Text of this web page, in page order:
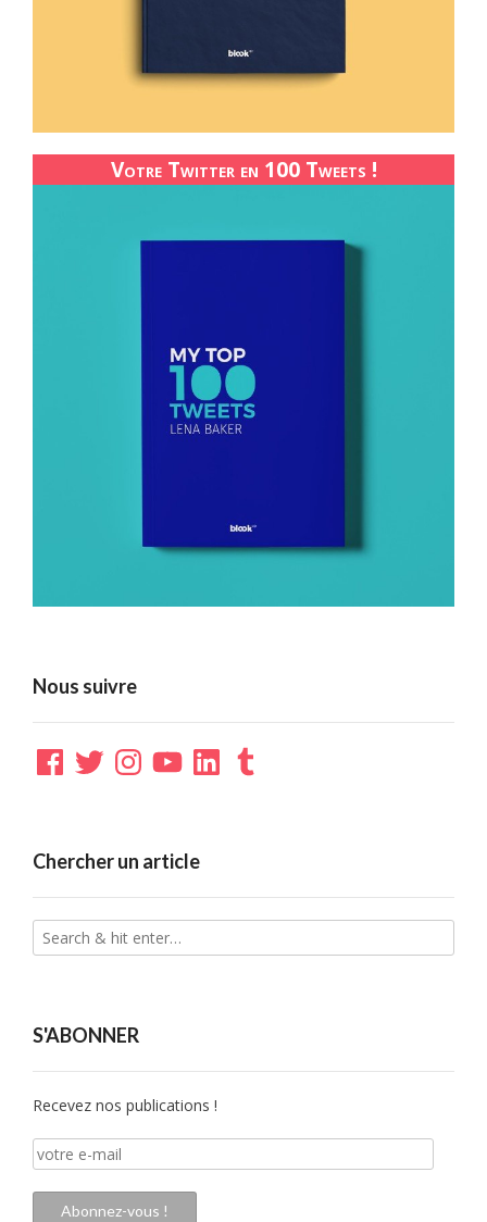
Votre Twitter en 100 Tweets !
Nous suivre
Facebook
TwitterInstagramYouTubeLinkedInTumblr
Chercher un article
S'ABONNER
Recevez nos publications !
votre
e-
mail
Abonnez-vous !